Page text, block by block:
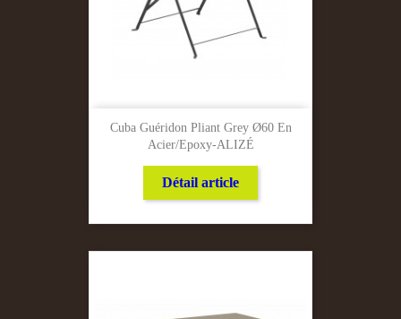
Cuba Guéridon Pliant Grey Ø60 En
Acier/Epoxy-ALIZÉ
Détail article